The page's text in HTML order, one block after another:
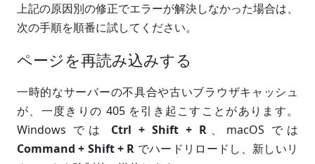
上記の原因別の修正でエラーが解決しなかった場合は、
次の手順を順番に試してください。
ページを再読み込みする
一時的なサーバーの不具合や古いブラウザキャッシュ
が、一度きりの 405 を引き起こすことがあります。
Windows では Ctrl + Shift + R 、macOS では
Command + Shift + R でハードリロードし、新しいリ